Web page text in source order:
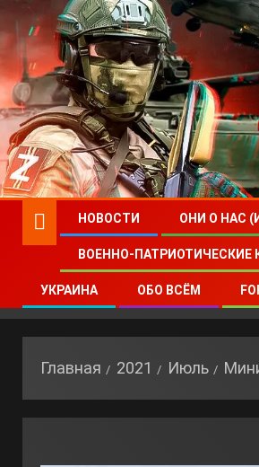
НОВОСТИ ОНИ О НАС
ВОЕННО-ПАТРИОТИЧЕСКИЕ
УКРАИНА ОБО ВСЁМ
Главная 2021 Июль